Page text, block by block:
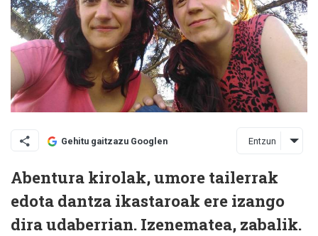
Gehitu gaitzazu Googlen Entzun
Abentura kirolak, umore tailerrak
edota dantza ikastaroak ere izango
dira udaberrian. Izenematea, zabalik.